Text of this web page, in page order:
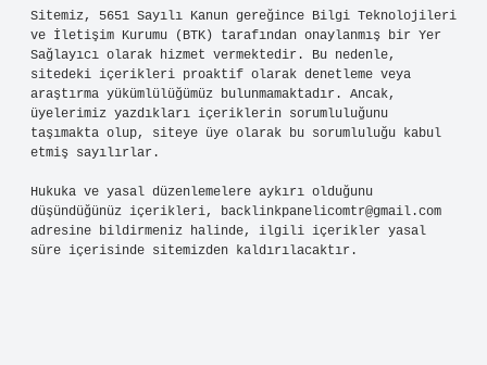
Sitemiz, 5651 Sayılı Kanun gereğince Bilgi Teknolojileri
ve İletişim Kurumu (BTK) tarafından onaylanmış bir Yer
Sağlayıcı olarak hizmet vermektedir. Bu nedenle,
sitedeki içerikleri proaktif olarak denetleme veya
araştırma yükümlülüğümüz bulunmamaktadır. Ancak,
üyelerimiz yazdıkları içeriklerin sorumluluğunu
taşımakta olup, siteye üye olarak bu sorumluluğu kabul
etmiş sayılırlar.
Hukuka ve yasal düzenlemelere aykırı olduğunu
düşündüğünüz içerikleri, backlinkpanelicomtr@gmail.com
adresine bildirmeniz halinde, ilgili içerikler yasal
süre içerisinde sitemizden kaldırılacaktır.